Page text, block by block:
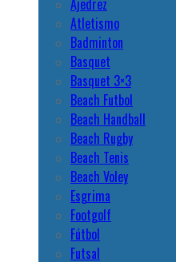
Ajedrez
Atletismo
Badminton
Basquet
Basquet 3×3
Beach Futbol
Beach Handball
Beach Rugby
Beach Tenis
Beach Voley
Esgrima
Footgolf
Fútbol
Futsal